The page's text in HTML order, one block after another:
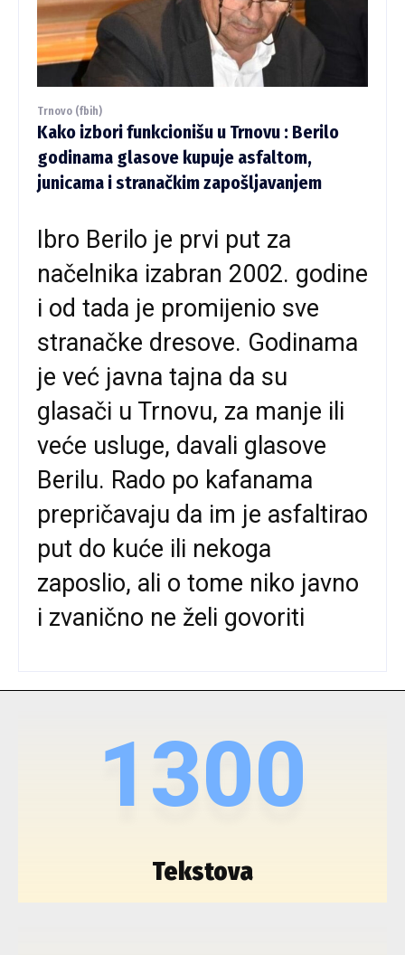
Trnovo (fbih)
Kako izbori funkcionišu u Trnovu : Berilo
godinama glasove kupuje asfaltom,
junicama i stranačkim zapošljavanjem
Ibro Berilo je prvi put za
načelnika izabran 2002. godine
i od tada je promijenio sve
stranačke dresove. Godinama
je već javna tajna da su
glasači u Trnovu, za manje ili
veće usluge, davali glasove
Berilu. Rado po kafanama
prepričavaju da im je asfaltirao
put do kuće ili nekoga
zaposlio, ali o tome niko javno
i zvanično ne želi govoriti
1300
Tekstova